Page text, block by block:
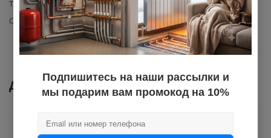
Типоразмер
10" SL
Степень фильтрации, мкм.
50
Документы
Как купить
Подпишитесь на наши рассылки и
мы подарим вам промокод на 10%